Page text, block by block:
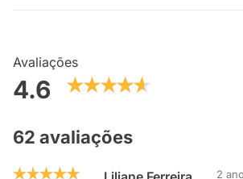
Avaliações
4.6
62 avaliações
2